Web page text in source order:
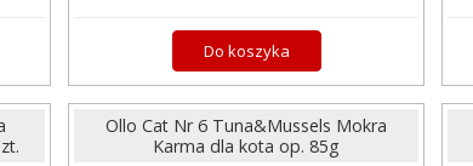
Do koszyka
Ollo Cat Nr 6 Tuna&Mussels Mokra
Karma dla kota op. 85g